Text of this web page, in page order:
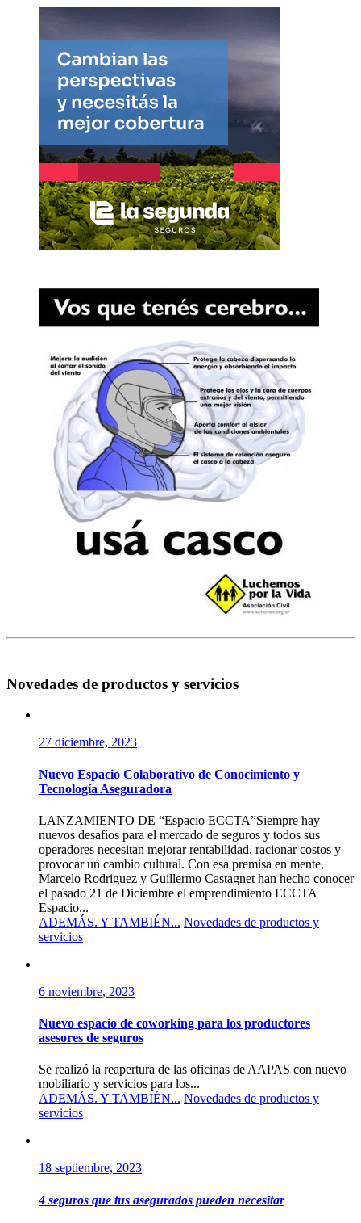
Novedades de productos y servicios
27 diciembre, 2023
Nuevo Espacio Colaborativo de Conocimiento y
Tecnología Aseguradora
LANZAMIENTO DE “Espacio ECCTA”Siempre hay
nuevos desafíos para el mercado de seguros y todos sus
operadores necesitan mejorar rentabilidad, racionar costos y
provocar un cambio cultural. Con esa premisa en mente,
Marcelo Rodriguez y Guillermo Castagnet han hecho conocer
el pasado 21 de Diciembre el emprendimiento ECCTA
Espacio...
ADEMÁS. Y TAMBIÉN... Novedades de productos y
servicios
6 noviembre, 2023
Nuevo espacio de coworking para los productores
asesores de seguros
Se realizó la reapertura de las oficinas de AAPAS con nuevo
mobiliario y servicios para los...
ADEMÁS. Y TAMBIÉN... Novedades de productos y
servicios
18 septiembre, 2023
4 seguros que tus asegurados pueden necesitar